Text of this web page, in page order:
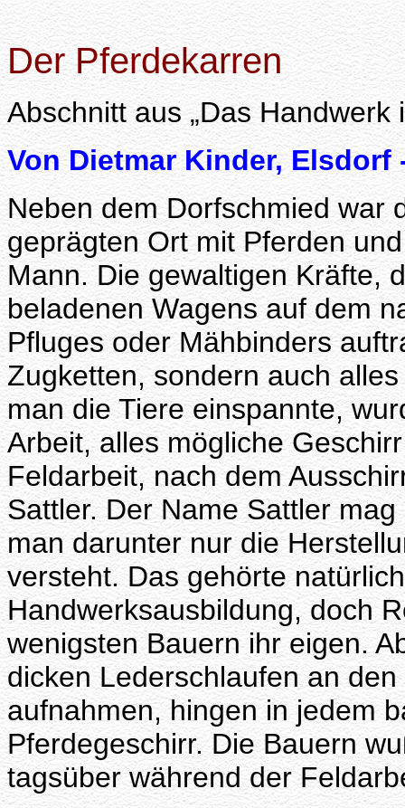
Der Pferdekarren
Abschnitt aus „Das Handwerk
Von Dietmar Kinder, Elsdorf
Neben dem Dorfschmied war
geprägten Ort mit Pferden
Mann. Die gewaltigen Kräfte,
beladenen Wagens auf dem
Pfluges oder Mähbinders
Zugketten, sondern auch
man die Tiere einspannte,
Arbeit, alles mögliche
Feldarbeit, nach dem
Sattler. Der Name Sattler
man darunter nur die
versteht. Das gehörte
Handwerksausbildung, doch
wenigsten Bauern ihr eigen.
dicken Lederschlaufen an
aufnahmen, hingen in jedem
Pferdegeschirr. Die Bauern
tagsüber während der